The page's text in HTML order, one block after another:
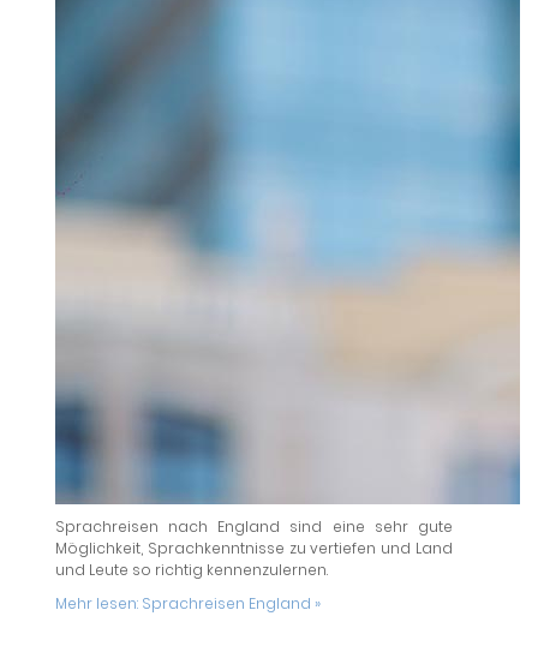
Sprachreisen nach England sind eine sehr gute
Möglichkeit, Sprachkenntnisse zu vertiefen und Land
und Leute so richtig kennenzulernen.
Mehr lesen: Sprachreisen England »